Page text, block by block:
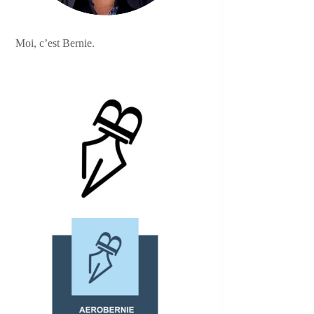
Moi, c’est Bernie.